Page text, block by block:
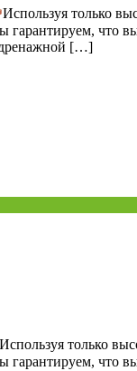
Используя только
что
дренажной […]
Используя только
что